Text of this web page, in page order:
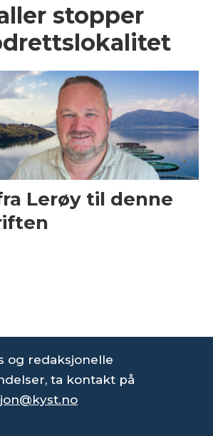
stopper
Lerøy til denne
og redaksjonelle
ta kontakt på